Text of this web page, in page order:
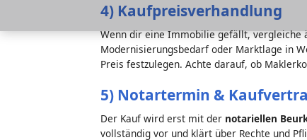
4) Kaufpreisverhandlung
Wenn dir eine Immobilie gefällt, vergleiche
Modernisierungsbedarf oder Marktlage in
Preis festzulegen. Achte darauf, ob
5) Notartermin &
Der Kauf wird erst mit der notariellen
vollständig vor und klärt über Rechte und